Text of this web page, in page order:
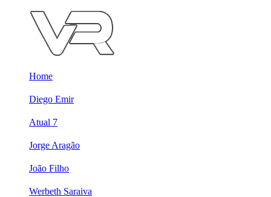
Home
Diego Emir
Atual 7
Jorge Aragão
João Filho
Werbeth Saraiva